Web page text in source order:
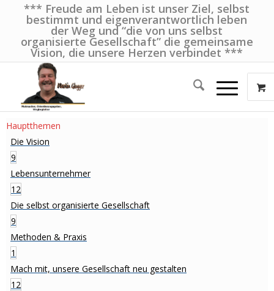
*** Freude am Leben ist unser Ziel, selbst
bestimmt und eigenverantwortlich leben
der Weg und “die von uns selbst
organisierte Gesellschaft” die gemeinsame
Vision, die unsere Herzen verbindet ***
Hauptthemen
Die Vision
9
Lebensunternehmer
12
Die selbst organisierte Gesellschaft
9
Methoden & Praxis
1
Mach mit, unsere Gesellschaft neu gestalten
12